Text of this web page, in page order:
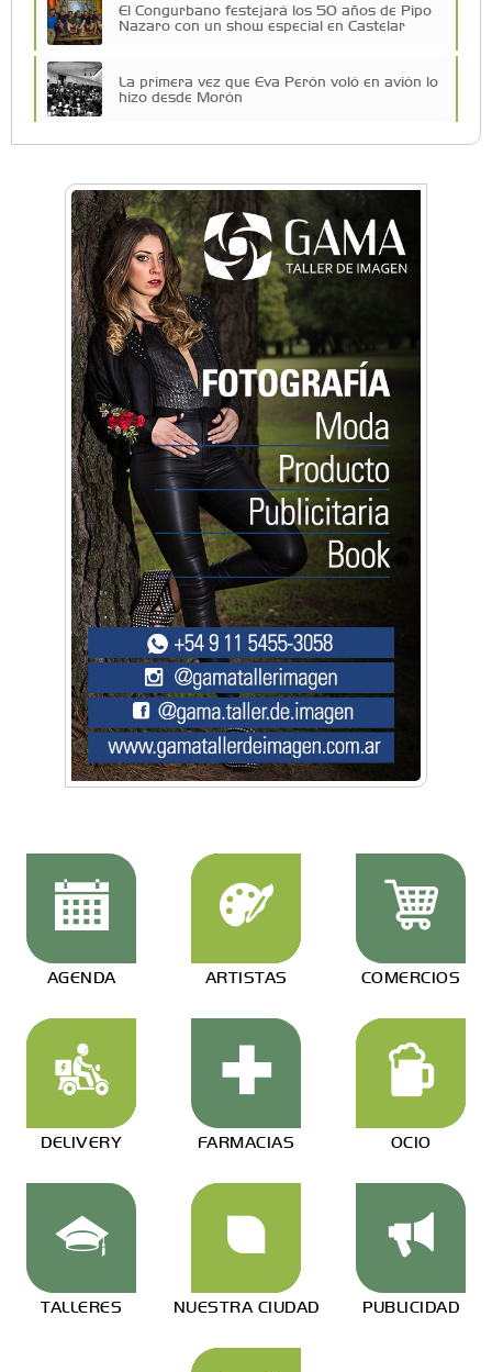
El Congurbano festejará los 50 años de Pipo
Nazaro con un show especial en Castelar
La primera vez que Eva Perón voló en avión lo
hizo desde Morón
Mariana Croce: "Hoy las empresas necesitan
un asesoramiento integral para crecer con
seguridad"
Música, teatro, yoga, danza y mucho más:
Conocé todos los talleres para aprender y
disfrutar en la Zona Oeste
AGENDA ARTISTAS COMERCIOS
DELIVERY FARMACIAS OCIO
TALLERES NUESTRA CIUDAD PUBLICIDAD